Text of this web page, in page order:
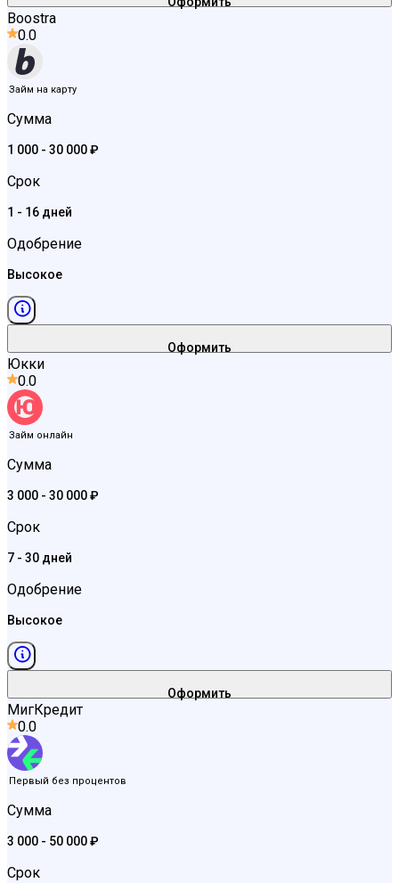
Boostra
0.0
Займ на карту
Сумма
1 000 - 30 000 ₽
Срок
1 - 16 дней
Одобрение
Высокое
Оформить
Юкки
0.0
Займ онлайн
Сумма
3 000 - 30 000 ₽
Срок
7 - 30 дней
Одобрение
Высокое
Оформить
МигКредит
0.0
Первый без процентов
Сумма
3 000 - 50 000 ₽
Срок